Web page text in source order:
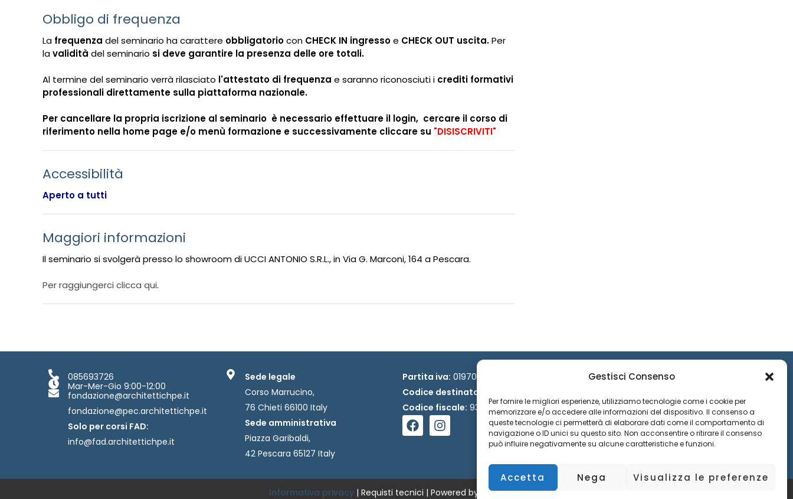
Gestisci Consenso
Per fornire le migliori esperienze, utilizziamo tecnologie come i cookie per
memorizzare e/o accedere alle informazioni del dispositivo. Il consenso a
queste tecnologie ci permetterà di elaborare dati come il comportamento di
navigazione o ID unici su questo sito. Non acconsentire o ritirare il consenso
può influire negativamente su alcune caratteristiche e funzioni.
Accetta Nega Visualizza le preferenze
Obbligo di frequenza
La frequenza del seminario ha carattere obbligatoriocon CHECK IN ingressoe CHECK OUT uscita.Per
lavalidità del seminario si deve garantire la presenza delle ore totali.
Al termine del seminario verrà rilasciato l'attestato di frequenza e saranno riconosciuti i crediti formativi
professionali direttamente sulla piattaforma nazionale.
Per cancellare la propria iscrizione al seminario è necessario effettuare il login, cercare il corso di
riferimento nella home page e/o menù formazione e successivamente cliccare su "DISISCRIVITI"
Accessibilità
Aperto a tutti
Maggiori informazioni
Il seminario si svolgerà presso lo showroom di UCCI ANTONIO S.R.L., in Via G. Marconi, 164 a Pescara.
Per raggiungerci clicca qui.
085693726
Mar-Mer-Gio 9:00-12:00
fondazione@architettichpe.it
fondazione@pec.architettichpe.it
Solo per corsi FAD:
info@fad.architettichpe.it
Sede legale
Corso Marrucino,
76 Chieti 66100 Italy
Sede amministrativa
Piazza Garibaldi,
42 Pescara 65127 Italy
Partita iva: 01970170690
Codice destinatario:
Codice fiscale: 93029940694
F
a
o
o
I
n
g
r
Informativa privacy | Requisti tecnici | Powered by Ud’Anet srl